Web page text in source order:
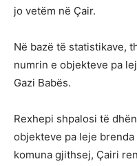
jo vetëm në Çair.
Në bazë të statistikave,
numrin e objekteve pa
Gazi Babës.
Rexhepi shpalosi të
objekteve pa leje
komuna gjithsej, Çairi